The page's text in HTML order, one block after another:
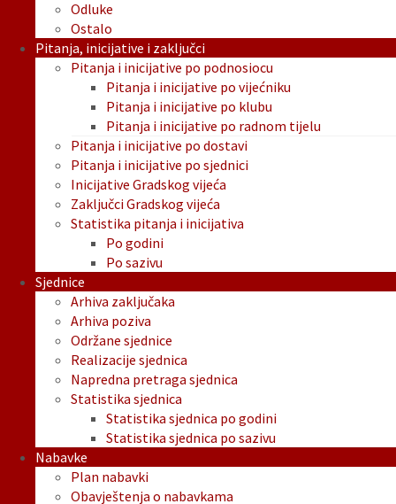
Odluke
Ostalo
Pitanja, inicijative i zaključci
Pitanja i inicijative po podnosiocu
Pitanja i inicijative po vijećniku
Pitanja i inicijative po klubu
Pitanja i inicijative po radnom tijelu
Pitanja i inicijative po dostavi
Pitanja i inicijative po sjednici
Inicijative Gradskog vijeća
Zaključci Gradskog vijeća
Statistika pitanja i inicijativa
Po godini
Po sazivu
Sjednice
Arhiva zaključaka
Arhiva poziva
Održane sjednice
Realizacije sjednica
Napredna pretraga sjednica
Statistika sjednica
Statistika sjednica po godini
Statistika sjednica po sazivu
Nabavke
Plan nabavki
Obavještenja o nabavkama